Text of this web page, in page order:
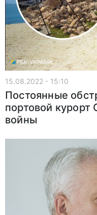
15.08.2022 - 15:10
Постоянные
портовой курорт
войны